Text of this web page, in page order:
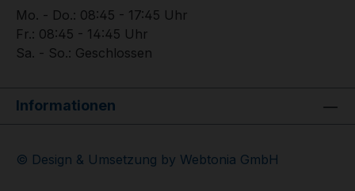
Mo. - Do.: 08:45 - 17:45 Uhr
Fr.: 08:45 - 14:45 Uhr
Sa. - So.: Geschlossen
Informationen
© Design & Umsetzung by Webtonia GmbH